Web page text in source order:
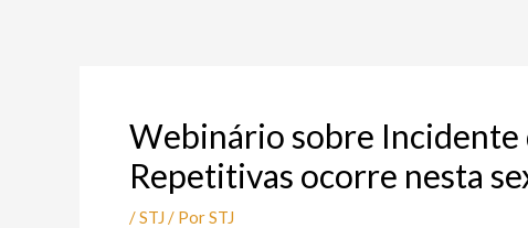
Webinário sobre Incidente
Repetitivas ocorre nesta
/STJ / PorSTJ